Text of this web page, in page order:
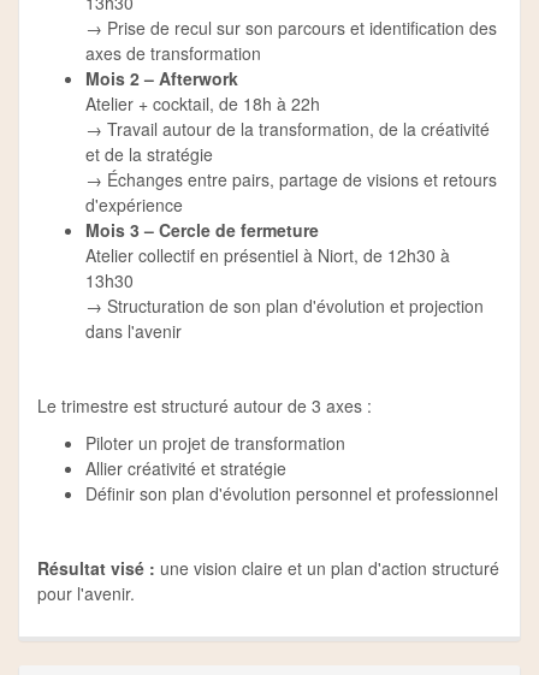
→ Prise de recul sur son parcours et identification des
axes de transformation
Mois 2 – Afterwork
Atelier + cocktail, de 18h à 22h
→ Travail autour de la transformation, de la créativité
et de la stratégie
→ Échanges entre pairs, partage de visions et retours
d'expérience
Mois 3 – Cercle de fermeture
Atelier collectif en présentiel à Niort, de 12h30 à
13h30
→ Structuration de son plan d'évolution et projection
dans l'avenir
Le trimestre est structuré autour de 3 axes :
Piloter un projet de transformation
Allier créativité et stratégie
Définir son plan d'évolution personnel et professionnel
Résultat visé : une vision claire et un plan d'action structuré
pour l'avenir.